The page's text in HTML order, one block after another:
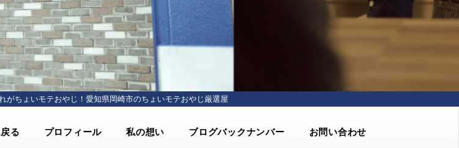
がちょいモテおやじ！ 愛知県岡崎市のちょいモテおやじ厳選屋
る プロフィール 私の想い ブログバックナンバー お問い合わせ